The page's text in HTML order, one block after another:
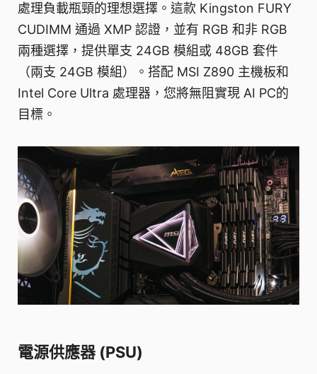
處理負載瓶頸的理想選擇。這款 Kingston FURY
CUDIMM 通過 XMP 認證，並有 RGB 和非 RGB
兩種選擇，提供單支 24GB 模組或 48GB 套件
（兩支 24GB 模組）。搭配 MSI Z890 主機板和
Intel Core Ultra 處理器，您將無阻實現 AI PC的
目標。
電源供應器 (PSU)